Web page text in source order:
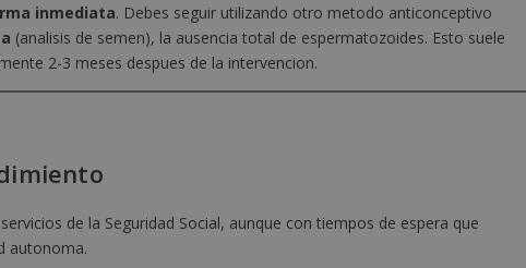
inmediata. Debes seguir utilizando otro metodo anticonceptivo
(analisis de semen), la ausencia total de espermatozoides. Esto suele
2-3 meses despues de la intervencion.
de la Seguridad Social, aunque con tiempos de espera que
autonoma.